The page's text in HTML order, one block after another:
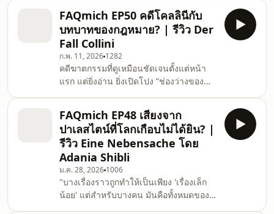
ลองทำความรู้จักกับ 13 เล่มนี้ค่ะ สำรวจ
หนังสือ 13 เล่ม จาก 5 ทวีป ตั้งแต่
วรรณกรรมคลาสสิกที่ถูกแบนในโรงเรียน
บางเล่มถูก แบนในโรงเรียน บางเล่มจุด
ชนวน การเคลื่อนไหวทางสังคมระดับ
ประเทศ บางเล่มเปลี่ยนวิธีที่คนทั้งโลกมอง
ชีวิตของผู้หญิง เพื่อพิสูจน์ว่าหัวใจของ
Feminism ไม่ใช่การทำลา
FAQmich EP50 คดีโคลลินีกับ
บทบาทของกฎหมาย? | รีวิว Der
Fall Collini
ก.พ. 11, 2026 1282
คดีฆาตกรรมที่ดูเหมือนชัดเจนตั้งแต่หน้า
แรก แต่ยิ่งอ่าน ยิ่งเปิดโปง “ช่องว่างของ
ของ Ferdinand von Schirach นัก
กฎหมายอาญาชาวเยอรมัน ถ่ายทอดเรื่อง
ราวของชายชราที่ยิงนักธุรกิจชื่อดังโดยไม่
หลบหนี ไม่ปฏิเสธ ไม่อธิบาย และไม่ขอ
ความเมตตาใด ๆ คลิปนี้จะพาคุณไปสำรวจ
⚖️ คดีอาญาที่ไม่ใช่แค่เรื่อง “ผิดหรือถูก” 🧠
ความยุติธรรมที่อา
FAQmich EP48 เสียงจาก
ปาเลสไตน์ที่โลกเกือบไม่ได้ยิน? |
รีวิว Eine Nebensache โดย
Adania Shibli
ม.ค. 28, 2026 1006
"บางเรื่องราวถูกทำให้เป็นเพียง 'เรื่องเล็ก
น้อย' แต่สำหรับบางคน มันคือทั้งหมดของ